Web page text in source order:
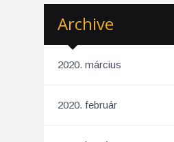
Archive
2020. március
2020. február